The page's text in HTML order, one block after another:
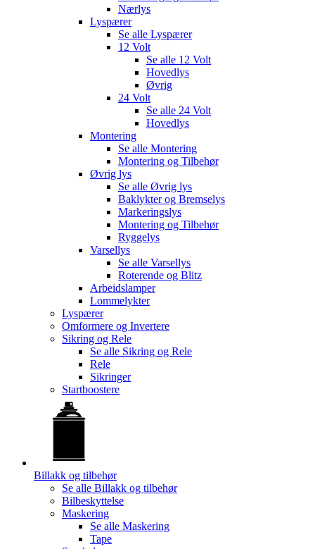
Nærlys
Lyspærer
Se alle Lyspærer
12 Volt
Se alle 12 Volt
Hovedlys
Øvrig
24 Volt
Se alle 24 Volt
Hovedlys
Montering
Se alle Montering
Montering og Tilbehør
Øvrig lys
Se alle Øvrig lys
Baklykter og Bremselys
Markeringslys
Montering og Tilbehør
Ryggelys
Varsellys
Se alle Varsellys
Roterende og Blitz
Arbeidslamper
Lommelykter
Lyspærer
Omformere og Invertere
Sikring og Rele
Se alle Sikring og Rele
Rele
Sikringer
Startboostere
Billakk og tilbehør
Se alle Billakk og tilbehør
Bilbeskyttelse
Maskering
Se alle Maskering
Tape